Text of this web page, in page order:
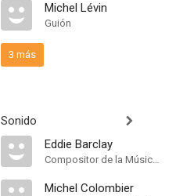
Michel Lévin
Guión
3 más
Sonido
Eddie Barclay
Compositor de la Música Original
Michel Colombier